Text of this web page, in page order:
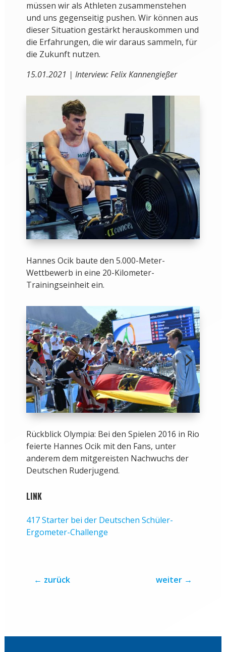
müssen wir als Athleten zusammenstehen
und uns gegenseitig pushen. Wir können aus
dieser Situation gestärkt herauskommen und
die Erfahrungen, die wir daraus sammeln, für
die Zukunft nutzen.
15.01.2021 | Interview: Felix Kannengießer
Hannes Ocik baute den 5.000-Meter-
Wettbewerb in eine 20-Kilometer-
Trainingseinheit ein.
Rückblick Olympia: Bei den Spielen 2016 in Rio
feierte Hannes Ocik mit den Fans, unter
anderem dem mitgereisten Nachwuchs der
Deutschen Ruderjugend.
LINK
417 Starter bei der Deutschen Schüler-
Ergometer-Challenge
← zurück weiter →